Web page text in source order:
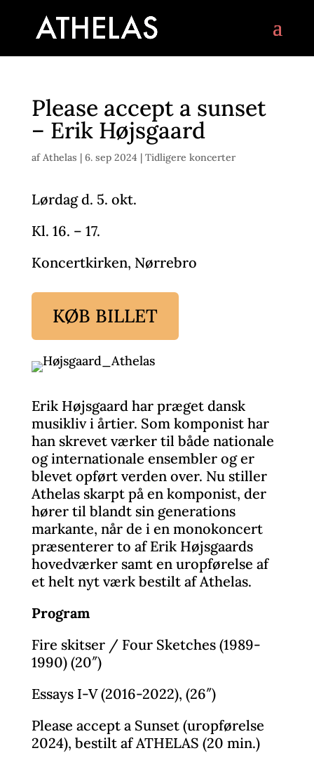
Please accept a sunset
– Erik Højsgaard
afAthelas | 6. sep 2024 | Tidligere koncerter
Lørdag d. 5. okt.
Kl. 16. – 17.
Koncertkirken, Nørrebro
KØB BILLET
Erik Højsgaard har præget dansk
musikliv i årtier. Som komponist har
han skrevet værker til både nationale
og internationale ensembler og er
blevet opført verden over. Nu stiller
Athelas skarpt på en komponist, der
hører til blandt sin generations
markante, når de i en monokoncert
præsenterer to af Erik Højsgaards
hovedværker samt en uropførelse af
et helt nyt værk bestilt af Athelas.
Program
Fire skitser / Four Sketches (1989-
1990) (20″)
Essays I-V (2016-2022), (26″)
Please accept a Sunset (uropførelse
2024), bestilt af ATHELAS (20 min.)